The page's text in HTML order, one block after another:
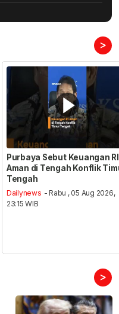
>
Purbaya Sebut Keuangan RI
Aman di Tengah Konflik
Tengah
Dailynews - Rabu , 05 Aug 2026,
23:15 WIB
>